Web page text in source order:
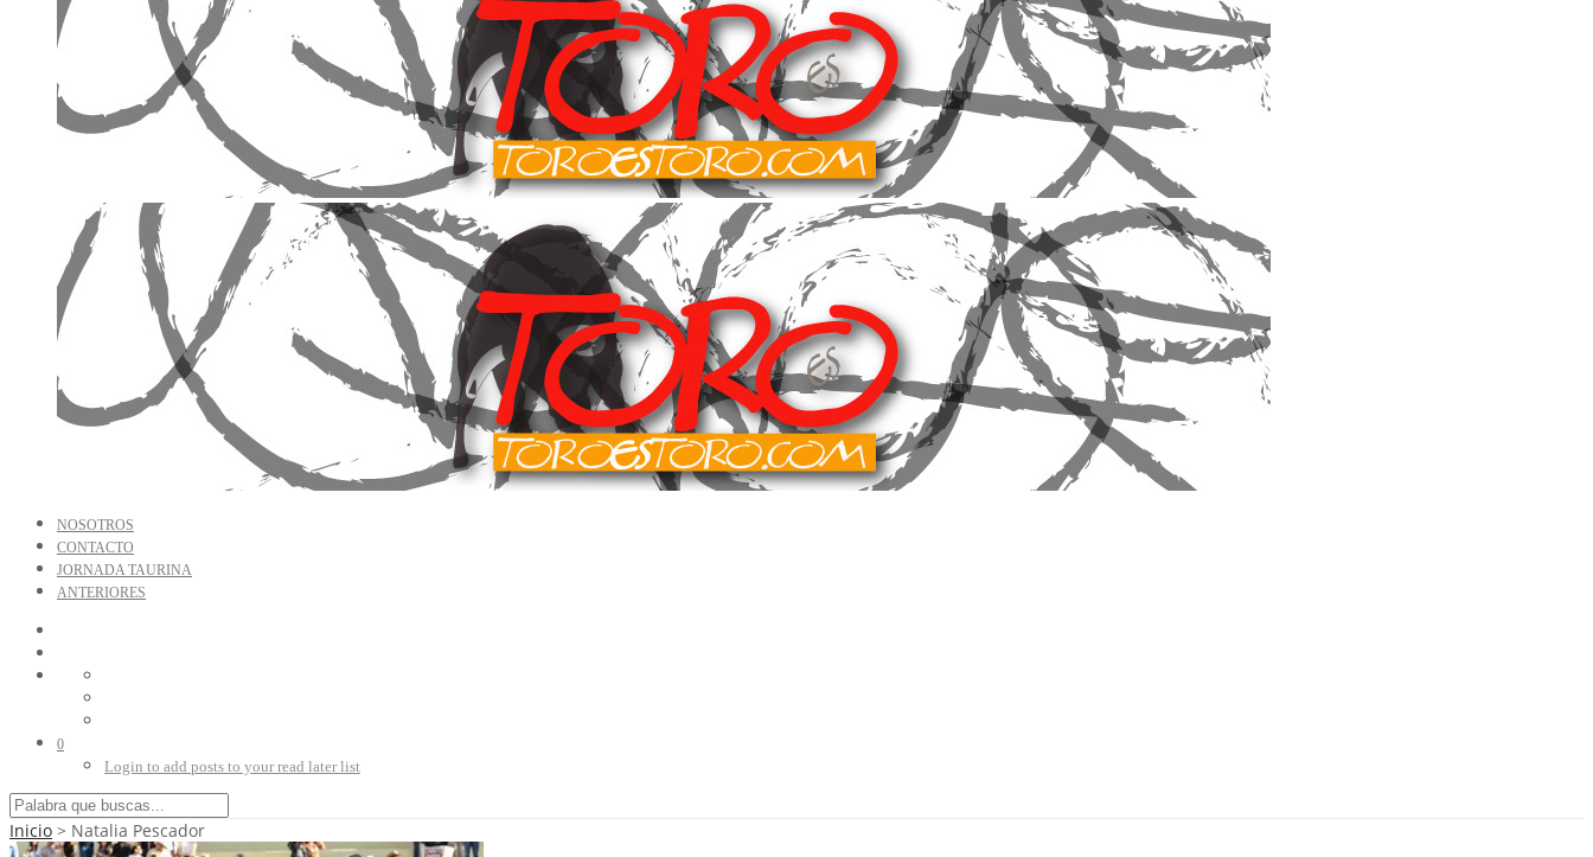
NOSOTROS
CONTACTO
JORNADA TAURINA
ANTERIORES
0
Login to add posts to your read later list
Inicio > Natalia Pescador